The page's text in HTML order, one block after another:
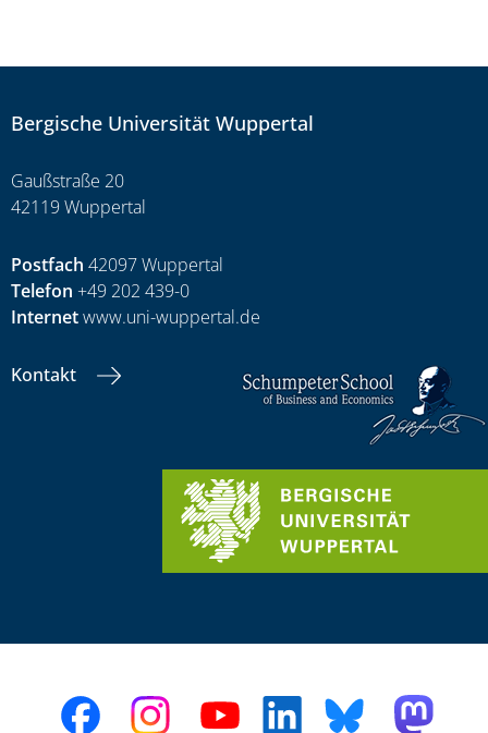
Bergische Universität Wuppertal
Gaußstraße 20
42119 Wuppertal
Postfach 42097 Wuppertal
Telefon +49 202 439-0
Internetwww.uni-wuppertal.de
Kontakt